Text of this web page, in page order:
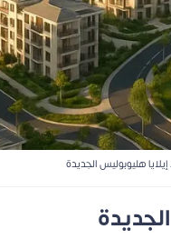
هليوبوليس الجديدة